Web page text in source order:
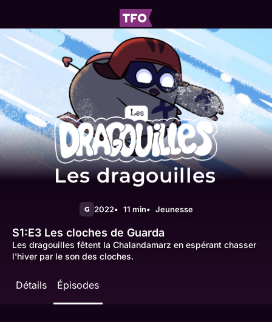
Les dragouilles
G 2022 11 min Jeunesse
S1:E3 Les cloches de Guarda
Les dragouilles fêtent la Chalandamarz en espérant chasser
l'hiver par le son des cloches.
Détails Épisodes